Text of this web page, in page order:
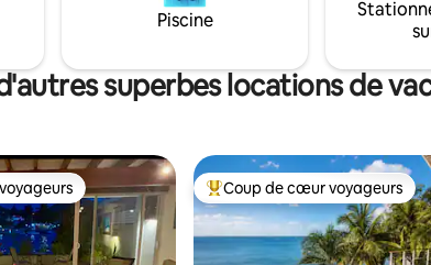
Piscine
superbes locations de
les plus appréciés Coups de cœur voyageurs les
Coup de cœur voyageurs